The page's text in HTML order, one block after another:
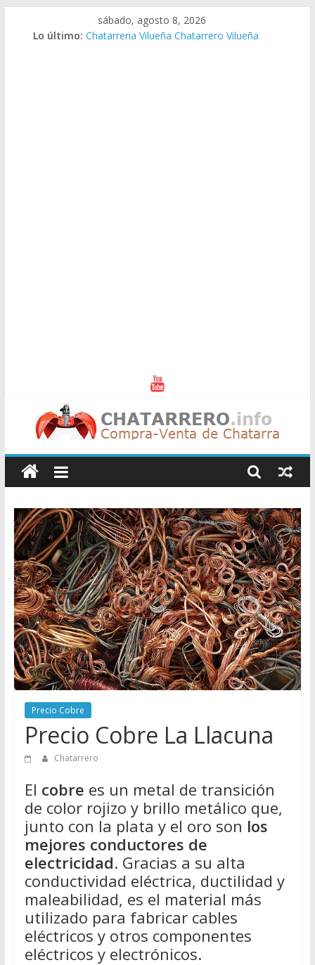
sábado, agosto 8, 2026
Lo último: Chatarreria Vilueña Chatarrero Vilueña
Chatarreros
–
Precio
de
Chatarra
Directorio
de
Chatarreros
para
vender
Chatarra
Precio Cobre
Precio Cobre La Llacuna
Chatarrero
El cobre es un metal de transición
de color rojizo y brillo metálico que,
junto con la plata y el oro son los
mejores conductores de
electricidad. Gracias a su alta
conductividad eléctrica, ductilidad y
maleabilidad, es el material más
utilizado para fabricar cables
eléctricos y otros componentes
eléctricos y electrónicos.